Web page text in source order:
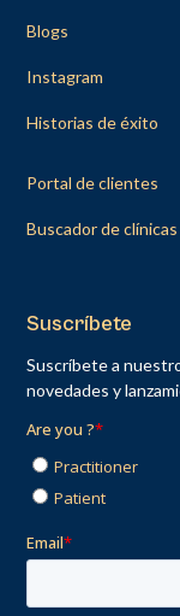
Blogs
Instagram
Historias de éxito
Portal de clientes
Buscador de clínicas
Suscríbete
Suscríbete a
novedades y